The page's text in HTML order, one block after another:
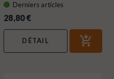
Derniers articles
28,80 €
DÉTAIL